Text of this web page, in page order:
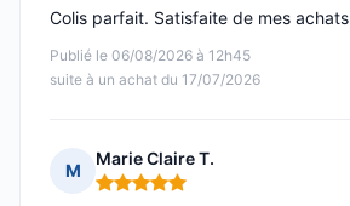
Publié le 06/08/2026 à 12h45
suite à un achat du 17/07/2026
Colis parfait. Satisfaite de mes achats
M
Marie Claire T.
Note : 5 sur 5